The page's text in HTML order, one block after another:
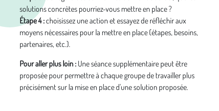
solutions concrètes pourriez-vous mettre en place ?
Étape 4 :choisissez une action et essayez de réfléchir aux
moyens nécessaires pour la mettre en place (étapes, besoins,
partenaires, etc.).
Pour aller plus loin : Une séance supplémentaire peut être
proposée pour permettre à chaque groupe de travailler plus
précisément sur la mise en place d'une solution proposée.